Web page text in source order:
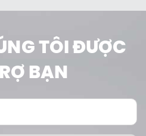
TÔI ĐƯỢC
BẠN